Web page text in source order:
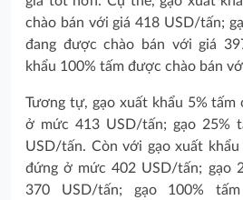
chào bán với giá 418 USD/tấn;
đang được chào bán với giá
khẩu 100% tấm được chào bán
Tương tự, gạo xuất khẩu 5% tấm
ở mức 413 USD/tấn; gạo 25%
USD/tấn. Còn với gạo xuất khẩu
đứng ở mức 402 USD/tấn; gạo
370 USD/tấn; gạo 100%